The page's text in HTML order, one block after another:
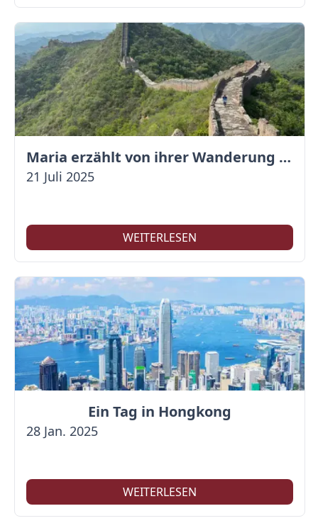
Maria erzählt von ihrer Wanderung auf der Großen Mauer
21 Juli 2025
WEITERLESEN
Ein Tag in Hongkong
28 Jan. 2025
WEITERLESEN